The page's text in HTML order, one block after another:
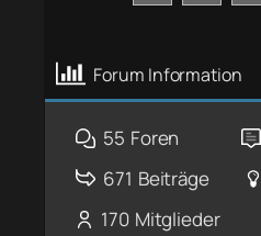
Forum Information
55 Foren
671 Beiträge
170 Mitglieder